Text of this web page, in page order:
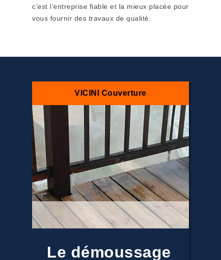
c’est l’entreprise fiable et la mieux placée pour
vous fournir des travaux de qualité.
VICINI Couverture
Le démoussage